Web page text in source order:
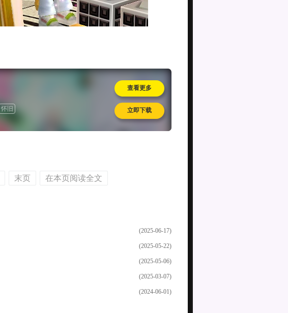
怀旧
查看更多
立即下载
末页 在本页阅读全文
(2025-06-17)
(2025-05-22)
(2025-05-06)
(2025-03-07)
(2024-06-01)